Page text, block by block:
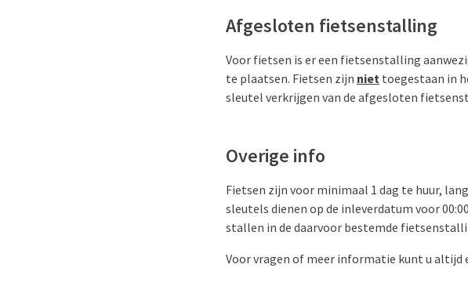
Afgesloten fietsenstalling
Voor fietsen is er een fietsenstalling
te plaatsen. Fietsen zijn niet toegestaan in
sleutel verkrijgen van de afgesloten
Overige info
Fietsen zijn voor minimaal 1 dag te huur,
sleutels dienen op de inleverdatum voor
stallen in de daarvoor bestemde
Voor vragen of meer informatie kunt u altijd